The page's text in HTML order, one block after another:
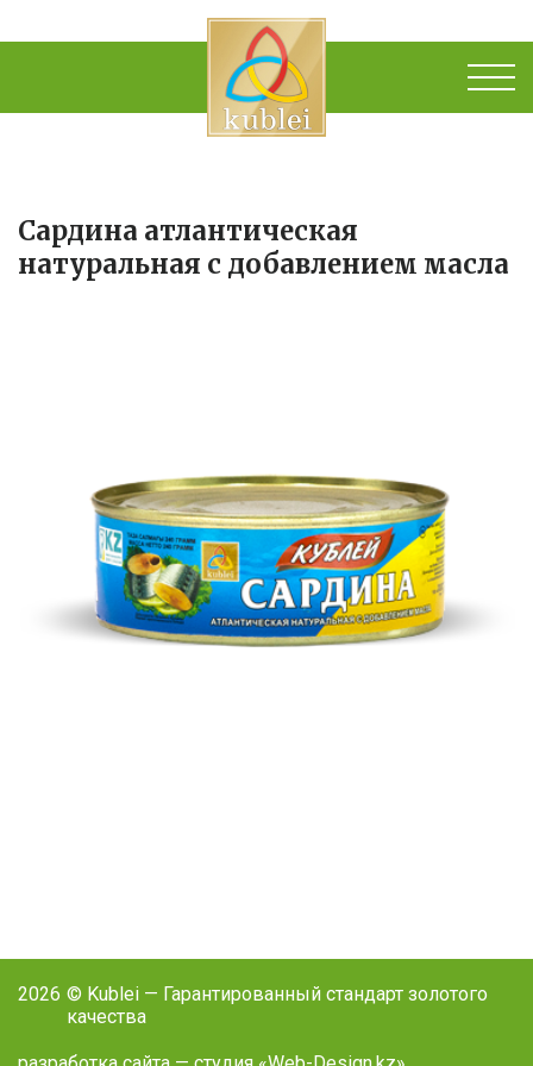
Сардина атлантическая
натуральная с добавлением масла
2026 © Kublei — Гарантированный стандарт золотого
качества